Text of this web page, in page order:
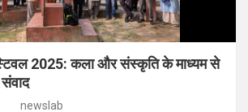
2025: कला और संस्कृति के माध्यम से
संवाद
newslab